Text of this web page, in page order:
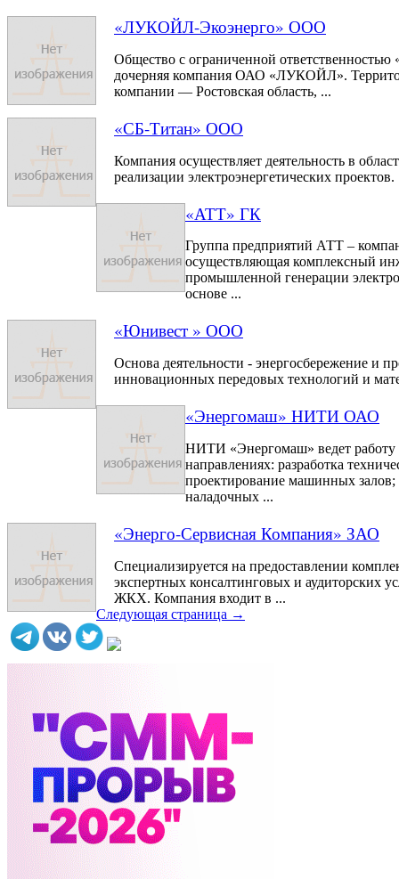
«ЛУКОЙЛ-Экоэнерго» ООО
Общество с ограниченной
дочерняя компания ОАО «ЛУКОЙЛ».
компании — Ростовская область, ...
«СБ-Титан» ООО
Компания осуществляет деятельность в
реализации электроэнергетических проектов.
«АТТ» ГК
Группа предприятий АТТ –
осуществляющая комплексный
промышленной генерации
основе ...
«Юнивест » ООО
Основа деятельности - энергосбережение и
инновационных передовых технологий и
«Энергомаш» НИТИ ОАО
НИТИ «Энергомаш» ведет
направлениях: разработка
проектирование машинных залов;
наладочных ...
«Энерго-Сервисная Компания» ЗАО
Специализируется на предоставлении
экспертных консалтинговых и аудиторских
ЖКХ. Компания входит в ...
Следующая страница →